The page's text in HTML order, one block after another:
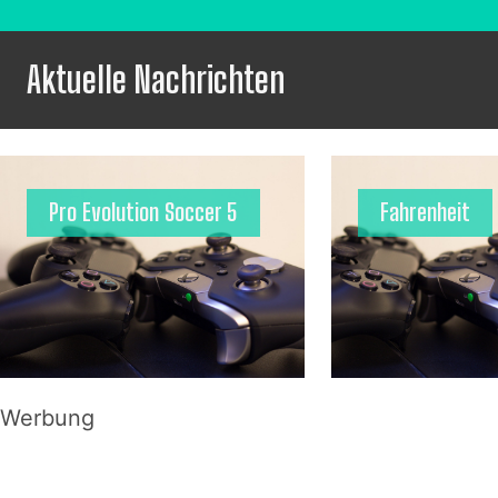
Aktuelle Nachrichten
Pro Evolution Soccer 5 Fahrenheit
Werbung